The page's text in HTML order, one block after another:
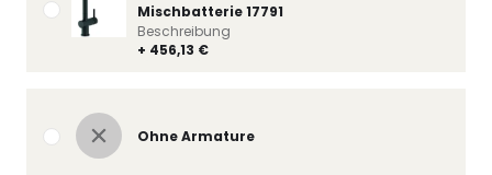
Mischbatterie 17791
+ 456,13 €
Beschreibung
Ohne Armature